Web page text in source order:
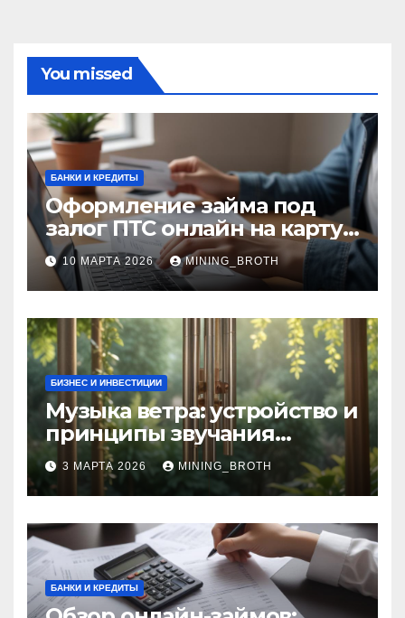
You missed
БАНКИ И КРЕДИТЫ
Оформление займа под
залог ПТС онлайн на карту
без визита в офис: порядок,
требования и документы
10 МАРТА 2026 MINING_BROTH
БИЗНЕС И ИНВЕСТИЦИИ
Музыка ветра: устройство и
принципы звучания
колокольчиков
3 МАРТА 2026 MINING_BROTH
БАНКИ И КРЕДИТЫ